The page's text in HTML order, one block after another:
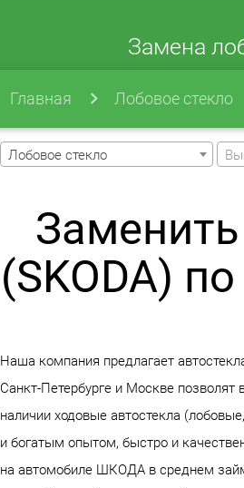
Замена
Главная Лобовое стекло
Лобовое стекло
(SKODA)
Наша компания предлагает
Санкт-Петербурге и Москве
наличии ходовые автостекла
и богатым опытом, быстро и
на автомобиле ШКОДА в среднем